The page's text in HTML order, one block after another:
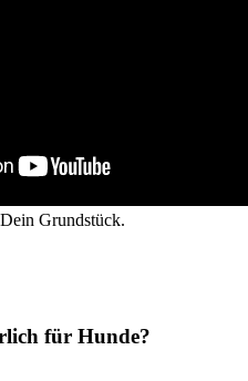
Grundstück.
für Hunde?